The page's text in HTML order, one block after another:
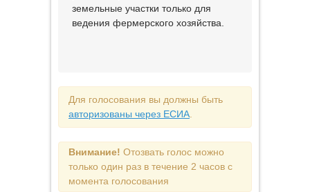
земельные участки только для
ведения фермерского хозяйства.
Для голосования вы должны быть
авторизованы через ЕСИА
Внимание! Отозвать голос можно
только один раз в течение 2 часов с
момента голосования